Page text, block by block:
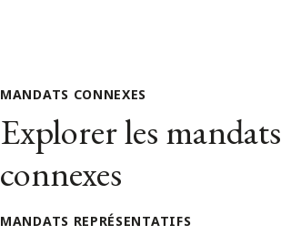
MANDATS CONNEXES
Explorer les mandats
connexes
MANDATS REPRÉSENTATIFS